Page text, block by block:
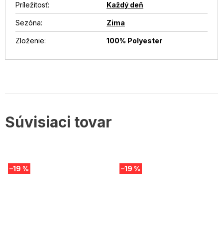
Súvisiaci tovar
–19 % –19 %
Príležitosť: Každý deň
Sezóna: Zima
Zloženie: 100% Polyester